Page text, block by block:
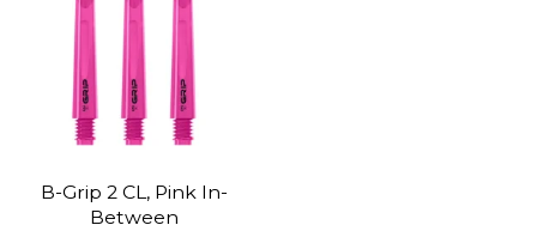
B-Grip 2 CL, Pink In-
Between